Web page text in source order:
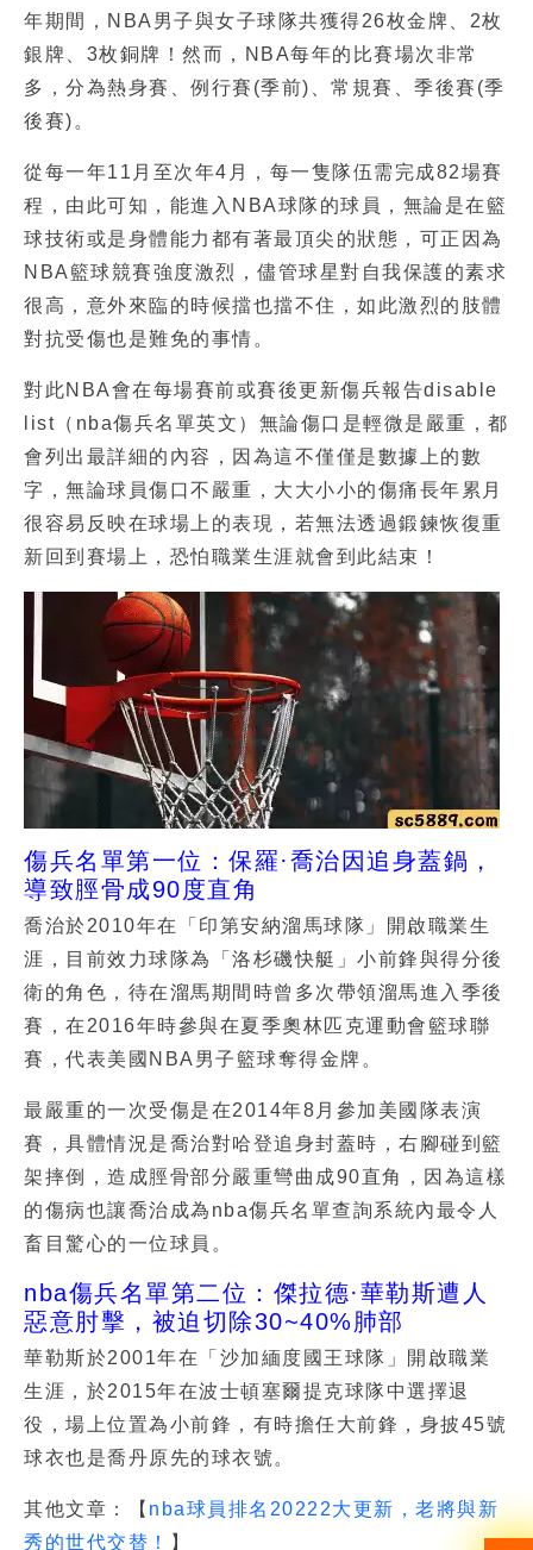
年期間，NBA男子與女子球隊共獲得26枚金牌、2枚
銀牌、3枚銅牌！然而，NBA每年的比賽場次非常
多，分為熱身賽、例行賽(季前)、常規賽、季後賽(季
後賽)。
從每一年11月至次年4月，每一隻隊伍需完成82場賽
程，由此可知，能進入NBA球隊的球員，無論是在籃
球技術或是身體能力都有著最頂尖的狀態，可正因為
NBA籃球競賽強度激烈，儘管球星對自我保護的素求
很高，意外來臨的時候擋也擋不住，如此激烈的肢體
對抗受傷也是難免的事情。
對此NBA會在每場賽前或賽後更新傷兵報告disable
list（nba傷兵名單英文）無論傷口是輕微是嚴重，都
會列出最詳細的內容，因為這不僅僅是數據上的數
字，無論球員傷口不嚴重，大大小小的傷痛長年累月
很容易反映在球場上的表現，若無法透過鍛鍊恢復重
新回到賽場上，恐怕職業生涯就會到此結束！
傷兵名單第一位：保羅·喬治因追身蓋鍋，
導致脛骨成90度直角
喬治於2010年在「印第安納溜馬球隊」開啟職業生
涯，目前效力球隊為「洛杉磯快艇」小前鋒與得分後
衛的角色，待在溜馬期間時曾多次帶領溜馬進入季後
賽，在2016年時參與在夏季奧林匹克運動會籃球聯
賽，代表美國NBA男子籃球奪得金牌。
最嚴重的一次受傷是在2014年8月參加美國隊表演
賽，具體情況是喬治對哈登追身封蓋時，右腳碰到籃
架摔倒，造成脛骨部分嚴重彎曲成90直角，因為這樣
的傷病也讓喬治成為nba傷兵名單查詢系統內最令人
畜目驚心的一位球員。
nba傷兵名單第二位：傑拉德·華勒斯遭人
惡意肘擊，被迫切除30~40%肺部
華勒斯於2001年在「沙加緬度國王球隊」開啟職業
生涯，於2015年在波士頓塞爾提克球隊中選擇退
役，場上位置為小前鋒，有時擔任大前鋒，身披45號
球衣也是喬丹原先的球衣號。
其他文章：【 nba球員排名20222大更新，老將與新
秀的世代交替！
】